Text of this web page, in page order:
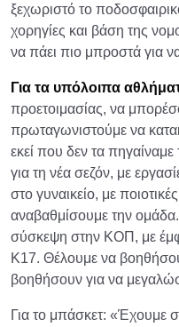
ξεχωριστό το
χορηγίες και βάση της
να πάει πιο μπροστά για
Για τα υπόλοιπα
προετοιμασίας, να
πρωταγωνιστούμε να
εκεί που δεν τα
για τη νέα σεζόν, με
στο γυναικείο, με
αναβαθμίσουμε την ομάδα.
σύσκεψη στην ΚΟΠ, με
Κ17. Θέλουμε να
βοηθήσουν για να
Για το μπάσκετ: «Έχουμε